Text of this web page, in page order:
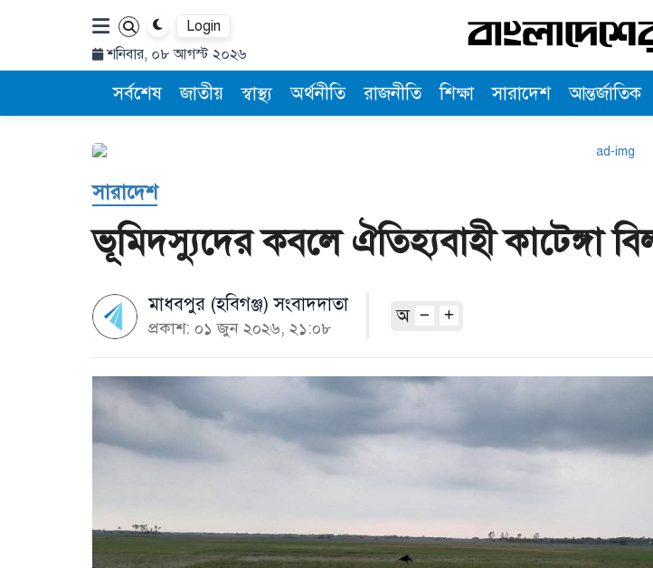
Login
শনিবার, ০৮ আগস্ট ২০২৬
সর্বশেষ জাতীয় স্বাস্থ্য অর্থনীতি রাজনীতি শিক্ষা সারাদেশ আন্তর্জাতিক
সারাদেশ
ভূমিদস্যুদের কবলে ঐতিহ্যবাহী কাটেঙ্গা
মাধবপুর (হবিগঞ্জ) সংবাদদাতা
প্রকাশ: ০১ জুন ২০২৬, ২১:০৮
অ